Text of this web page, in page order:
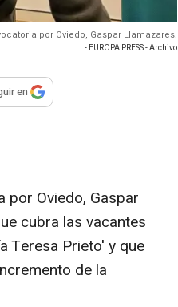
por Oviedo, Gaspar Llamazares.
- EUROPA PRESS - Archivo
para compartir
en
por Oviedo, Gaspar
cubra las vacantes
Teresa Prieto' y que
de la